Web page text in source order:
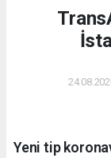
Yeni tip